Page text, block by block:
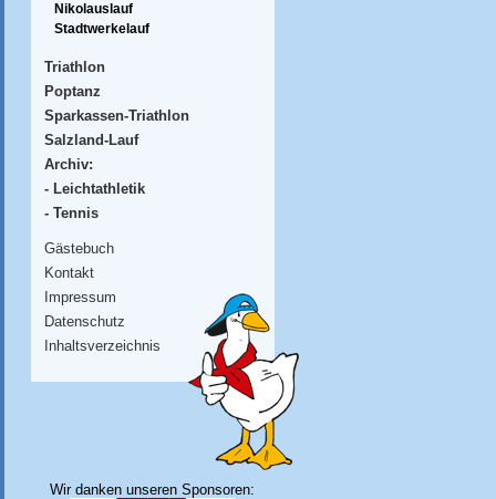
Nikolauslauf
Stadtwerkelauf
Triathlon
Poptanz
Sparkassen-Triathlon
Salzland-Lauf
Archiv:
- Leichtathletik
- Tennis
Gästebuch
Kontakt
Impressum
Datenschutz
Inhaltsverzeichnis
Wir danken unseren Sponsoren: